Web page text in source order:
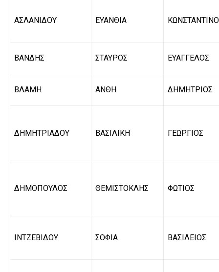
ΑΣΛΑΝΙΔΟΥ ΕΥΑΝΘΙΑ
ΒΑΝΔΗΣ ΣΤΑΥΡΟΣ ΕΥΑΓΓΕΛΟΣ
ΒΛΑΜΗ ΑΝΘΗ ΔΗΜΗΤΡΙΟΣ
ΔΗΜΗΤΡΙΑΔΟΥ ΒΑΣΙΛΙΚΗ ΓΕΩΡΓΙΟΣ
ΔΗΜΟΠΟΥΛΟΣ ΘΕΜΙΣΤΟΚΛΗΣ ΦΩΤΙΟΣ
ΙΝΤΖΕΒΙΔΟΥ ΣΟΦΙΑ ΒΑΣΙΛΕΙΟΣ